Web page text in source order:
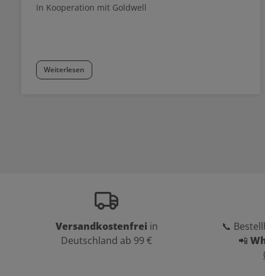
In Kooperation mit Goldwell
Weiterlesen
Versandkostenfrei in
Deutschland ab 99 €
📞
📲